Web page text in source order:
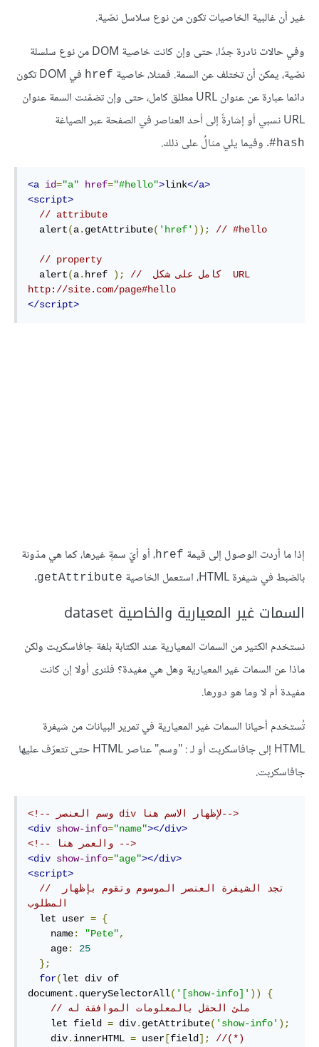
غير أن غالبية الخاصيات تكون من نوع سلاسل نصّية.
وفي حالات نادرة جدًا، حتى وإن كانت خاصية DOM من نوع سلسلة
نصّية، يمكن أن تختلف عن السمة. فمثلا، خاصية href
في DOM تكون
دائما عبارة عن عنوان URL مطلق كامل، حتى وإن تضمّنت السمة عنوان
URL نسبي أو إشارةً إلى أحد العناصر في الصفحة عبر الصياغة
hash# . وفيما يلي مثالٌ على ذلك.
<a id="a" href="#hello">link</a>
<script>
// attribute
  alert
(a. getAttribute( 'href' )); // #hello
// property
  alert
(a. href );
// ‫ URL  كامل على شكل
</script>
إذا ما أردت الوصول إلى قيمة href، أو أيّ سمةٍ غيرها، كما هي مدّونة
بالضبط في شيفرة HTML، استعمل الخاصية
getAttribute
.
السمات غير المعيارية والخاصية dataset
نستخدم الكثير من السمات المعيارية عند الكتابة بلغة جافاسكربت ولكن
ماذا عن السمات غير المعيارية وهل هي مفيدة؟ فلنرى أولا إن كانت
مفيدة أم لا وما هو دورها.
تُستخدم أحيانا السمات غير المعيارية في تمرير البيانات من شيفرة
HTML إلى جافاسكربت أو لـ : "وسم" عناصر HTML حتى تتعرّف عليها
جافاسكربت.
<!-- وسم العنصر div لإظهار الاسم هنا-->
<div show-info="name"></div>
<!-- والعمر هنا -->
<div show-info="age"></div>
<script>
// تجد الشيفرة العنصر الموسوم وتقوم بإظهار
المطلوب
  let user
= {
    name
: "Pete",
    age
:
25
};
for(let div of
document . querySelectorAll( '[show-info]' ))
{
// ملئ الحقل بالمعلومات الموافقة له
    let field
= div. getAttribute( 'show-info' );
    div
. innerHTML = user [field]; //(*)